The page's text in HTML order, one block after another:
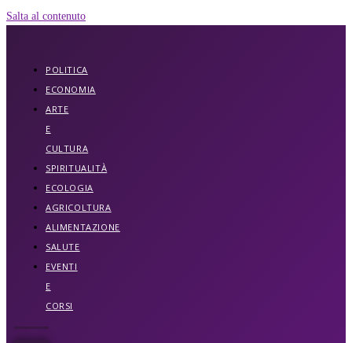
Salta al contenuto
POLITICA
ECONOMIA
ARTE
E
CULTURA
SPIRITUALITÀ
ECOLOGIA
AGRICOLTURA
ALIMENTAZIONE
SALUTE
EVENTI
E
CORSI